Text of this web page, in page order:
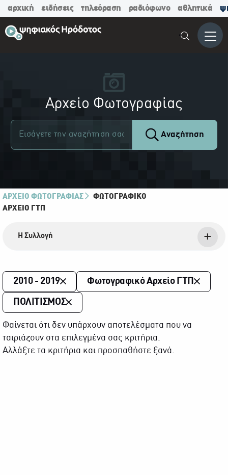
αρχική ειδήσεις τηλεόραση ραδιόφωνο αθλητικά
Μενού
Αρχείο Φωτογραφίας
Αναζήτηση
ΑΡΧΕΙΟ ΦΩΤΟΓΡΑΦΙΑΣ
ΦΩΤΟΓΡΑΦΙΚΌ
ΑΡΧΕΊΟ ΓΤΠ
Η Συλλογή
2010 - 2019 Φωτογραφικό Αρχείο ΓΤΠ
ΠΟΛΙΤΙΣΜΟΣ
Φαίνεται ότι δεν υπάρχουν αποτελέσματα που να
ταιριάζουν στα επιλεγμένα σας κριτήρια.
Αλλάξτε τα κριτήρια και προσπαθήστε ξανά.